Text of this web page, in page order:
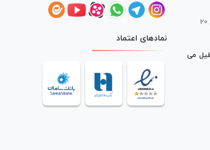
می
نمادهای اعتماد